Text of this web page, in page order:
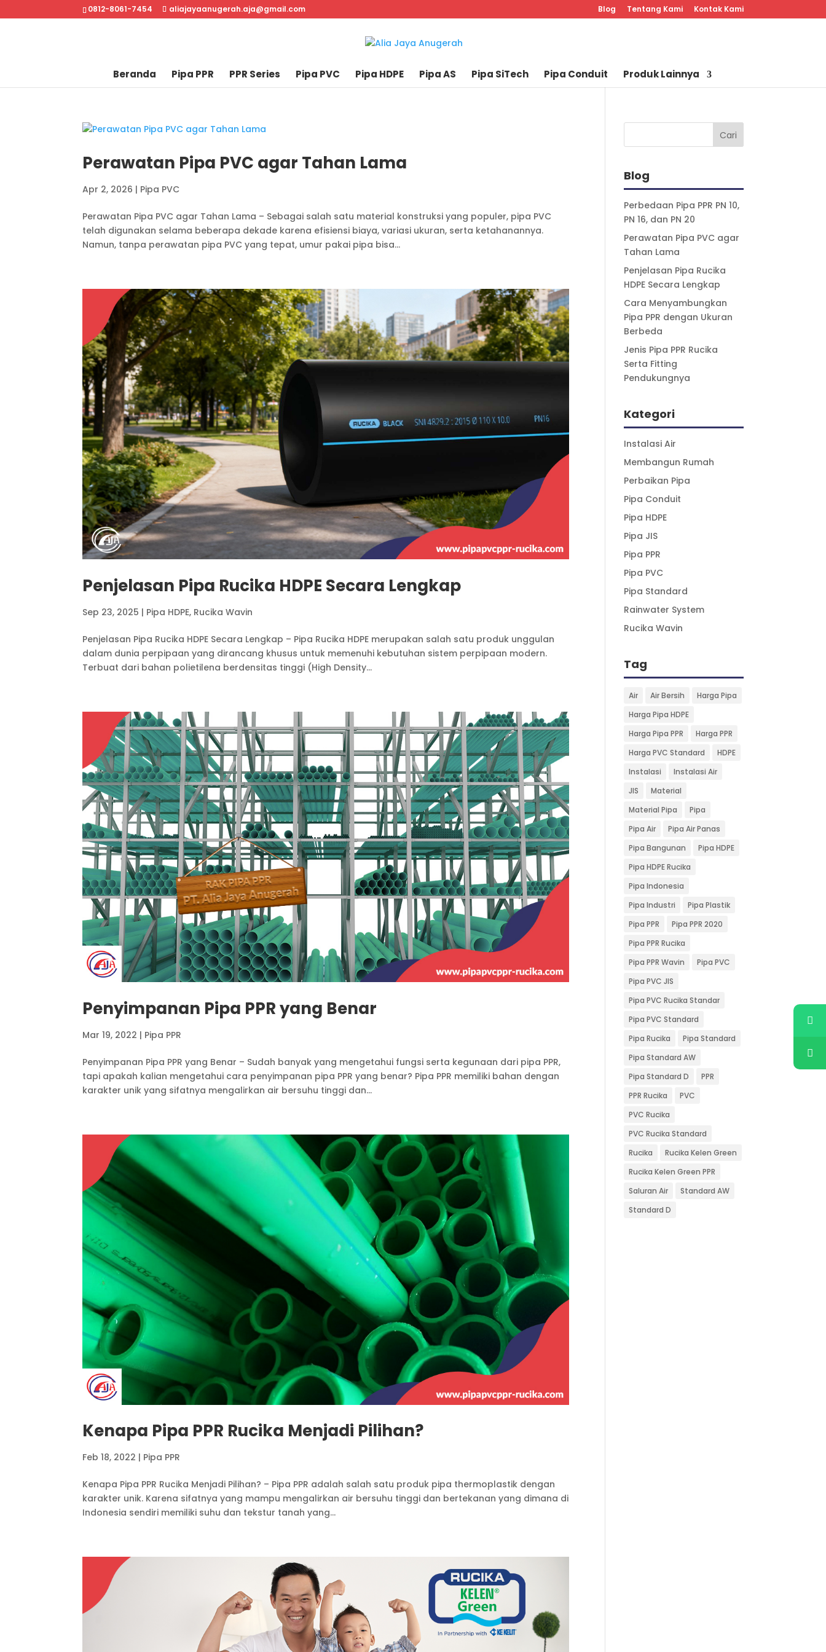
0812-8061-7454 aliajayaanugerah.aja@gmail.com Blog Tentang Kami Kontak Kami
Beranda Pipa PPR PPR Series Pipa PVC Pipa HDPE Pipa AS Pipa SiTech Pipa Conduit Produk Lainnya
Perawatan Pipa PVC agar Tahan Lama
Apr 2, 2026 | Pipa PVC
Perawatan Pipa PVC agar Tahan Lama – Sebagai salah satu material konstruksi yang populer, pipa PVC
telah digunakan selama beberapa dekade karena efisiensi biaya, variasi ukuran, serta ketahanannya.
Namun, tanpa perawatan pipa PVC yang tepat, umur pakai pipa bisa...
Penjelasan Pipa Rucika HDPE Secara Lengkap
Sep 23, 2025 | Pipa HDPE, Rucika Wavin
Penjelasan Pipa Rucika HDPE Secara Lengkap – Pipa Rucika HDPE merupakan salah satu produk unggulan
dalam dunia perpipaan yang dirancang khusus untuk memenuhi kebutuhan sistem perpipaan modern.
Terbuat dari bahan polietilena berdensitas tinggi (High Density...
Penyimpanan Pipa PPR yang Benar
Mar 19, 2022 | Pipa PPR
Penyimpanan Pipa PPR yang Benar – Sudah banyak yang mengetahui fungsi serta kegunaan dari pipa PPR,
tapi apakah kalian mengetahui cara penyimpanan pipa PPR yang benar? Pipa PPR memiliki bahan dengan
karakter unik yang sifatnya mengalirkan air bersuhu tinggi dan...
Kenapa Pipa PPR Rucika Menjadi Pilihan?
Feb 18, 2022 | Pipa PPR
Kenapa Pipa PPR Rucika Menjadi Pilihan? – Pipa PPR adalah salah satu produk pipa thermoplastik dengan
karakter unik. Karena sifatnya yang mampu mengalirkan air bersuhu tinggi dan bertekanan yang dimana di
Indonesia sendiri memiliki suhu dan tekstur tanah yang...
Blog
Perbedaan Pipa PPR PN 10,
PN 16, dan PN 20
Perawatan Pipa PVC agar
Tahan Lama
Penjelasan Pipa Rucika
HDPE Secara Lengkap
Cara Menyambungkan
Pipa PPR dengan Ukuran
Berbeda
Jenis Pipa PPR Rucika
Serta Fitting
Pendukungnya
Kategori
Instalasi Air
Membangun Rumah
Perbaikan Pipa
Pipa Conduit
Pipa HDPE
Pipa JIS
Pipa PPR
Pipa PVC
Pipa Standard
Rainwater System
Rucika Wavin
Tag
Air Air Bersih
Harga Pipa
Harga Pipa HDPE
Harga Pipa PPR
Harga PPR
Harga PVC Standard
HDPE
Instalasi
Instalasi Air
JIS
Material
Material Pipa
Pipa
Pipa Air
Pipa Air Panas
Pipa Bangunan
Pipa HDPE
Pipa HDPE Rucika
Pipa Indonesia
Pipa Industri
Pipa Plastik
Pipa PPR
Pipa PPR 2020
Pipa PPR Rucika
Pipa PPR Wavin
Pipa PVC
Pipa PVC JIS
Pipa PVC Rucika Standar
Pipa PVC Standard
Pipa Rucika
Pipa Standard
Pipa Standard AW
Pipa Standard D
PPR
PPR Rucika
PVC
PVC Rucika
PVC Rucika Standard
Rucika
Rucika Kelen Green
Rucika Kelen Green PPR
Saluran Air
Standard AW
Standard D